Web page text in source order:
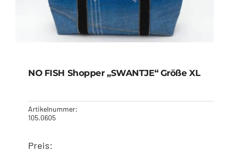
NO FISH Shopper „SWANTJE“ Größe XL
Artikelnummer:
105.0605
Preis: